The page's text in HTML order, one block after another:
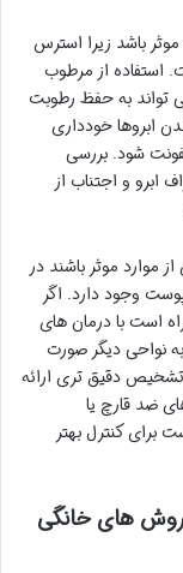
باشد زیرا استرس
استفاده از مرطوب
تواند به حفظ رطوبت
ابروها خودداری
شود. بررسی
ابرو و اجتناب از
موارد موثر باشند در
وجود دارد. اگر
است با درمان های
نواحی دیگر صورت
دقیق تری ارائه
ضد قارچ یا
برای کنترل بهتر
روش های خانگی